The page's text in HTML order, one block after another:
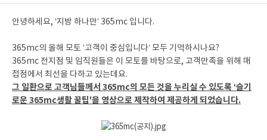
안녕하세요, ‘지방 하나만’ 365mc 입니다.
365mc의 올해 모토 ‘고객이 중심입니다’ 모두 기억하시나요?
365mc 전지점 및 임직원들은 이 모토를 바탕으로, 고객만족을 위해 매
접점에서 최선을 다하고 있는데요.
그 일환으로 고객님들께서 365mc의 모든 것을 누리실 수 있도록 ‘슬기
로운 365mc생활 꿀팁'을 영상으로 제작하여 제공하게 되었습니다.